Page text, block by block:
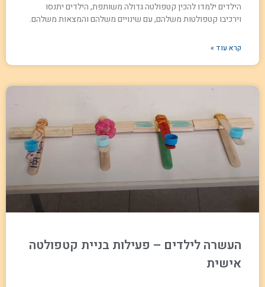
הילדים ילמדו להכין קטפולטה גדולה משותפת, הילדים יתנסו
וירכיבו קטפולטות משלהם, עם שינויים משלהם והמצאות משלהם.
קרא עוד »
העשרה לילדים – פעילות בניית קטפולטה
אישית